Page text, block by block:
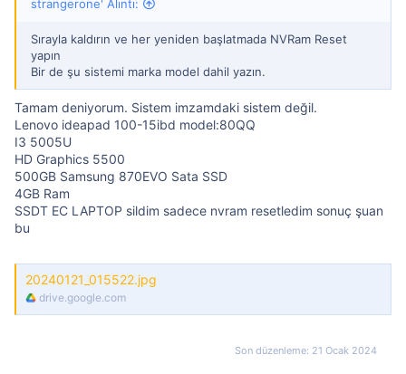
strangerone' Alıntı:
Sırayla kaldırın ve her yeniden başlatmada NVRam Reset
yapın
Bir de şu sistemi marka model dahil yazın.
Tamam deniyorum. Sistem imzamdaki sistem değil.
Lenovo ideapad 100-15ibd model:80QQ
I3 5005U
HD Graphics 5500
500GB Samsung 870EVO Sata SSD
4GB Ram
SSDT EC LAPTOP sildim sadece nvram resetledim sonuç şuan
bu
20240121_015522.jpg
drive.google.com
Son düzenleme: 21 Ocak 2024